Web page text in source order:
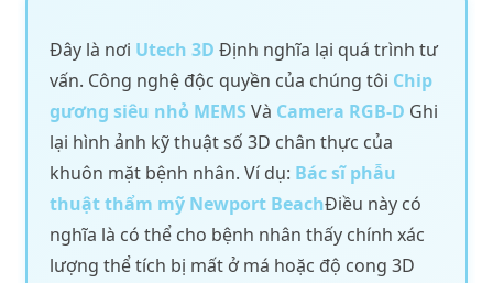
Đây là nơi Utech 3D Định nghĩa lại quá trình tư
vấn. Công nghệ độc quyền của chúng tôi Chip
gương siêu nhỏ MEMS Và Camera RGB-D Ghi
lại hình ảnh kỹ thuật số 3D chân thực của
khuôn mặt bệnh nhân. Ví dụ: Bác sĩ phẫu
thuật thẩm mỹ Newport BeachĐiều này có
nghĩa là có thể cho bệnh nhân thấy chính xác
lượng thể tích bị mất ở má hoặc độ cong 3D